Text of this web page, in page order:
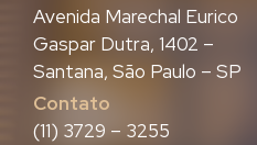
Avenida Marechal Eurico
Gaspar Dutra, 1402 –
Santana, São Paulo – SP
Contato
(11) 3729 – 3255